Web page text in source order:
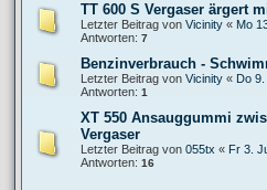
TT 600 S Vergaser ärgert
Letzter Beitrag von Vicinity « Mo
Antworten: 7
Benzinverbrauch -
Letzter Beitrag von Vicinity « Do
Antworten: 1
XT 550 Ansauggummi
Vergaser
Letzter Beitrag von 055tx « Fr 3.
Antworten: 16